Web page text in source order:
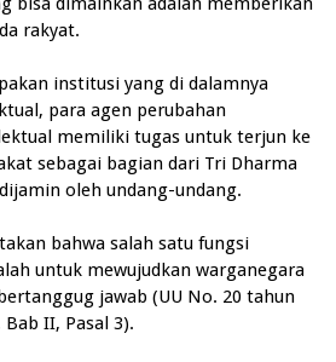
rakyat.
institusi yang di dalamnya
para agen perubahan
memiliki tugas untuk terjun ke
sebagai bagian dari Tri Dharma
oleh undang-undang.
bahwa salah satu fungsi
untuk mewujudkan warganegara
jawab (UU No. 20 tahun
II, Pasal 3).